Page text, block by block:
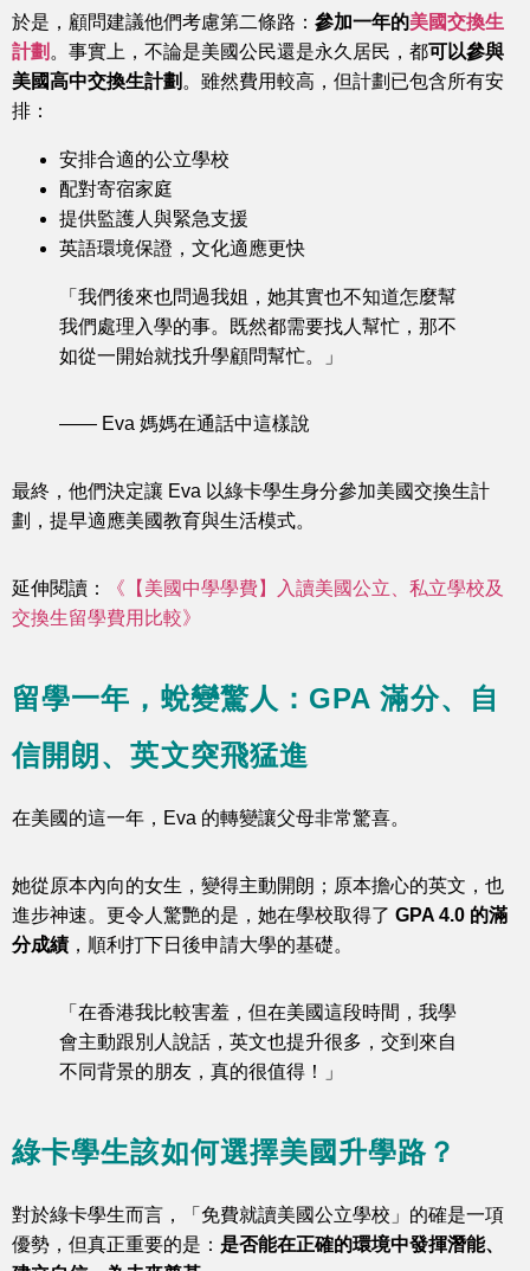
於是，顧問建議他們考慮第二條路： 參加一年的美國交換生
計劃 。事實上，不論是美國公民還是永久居民，都可以參與
美國高中交換生計劃 。雖然費用較高，但計劃已包含所有安
排：
安排合適的公立學校
配對寄宿家庭
提供監護人與緊急支援
英語環境保證，文化適應更快
「我們後來也問過我姐，她其實也不知道怎麼幫
我們處理入學的事。既然都需要找人幫忙，那不
如從一開始就找升學顧問幫忙。」
—— Eva 媽媽在通話中這樣說
最終，他們決定讓 Eva 以綠卡學生身分參加美國交換生計
劃，提早適應美國教育與生活模式。
延伸閱讀：
《【美國中學學費】入讀美國公立、私立學校及
交換生留學費用比較》
留學一年，蛻變驚人：GPA 滿分、自
信開朗、英文突飛猛進
在美國的這一年，Eva 的轉變讓父母非常驚喜。
她從原本內向的女生，變得主動開朗；原本擔心的英文，也
進步神速。更令人驚艷的是，她在學校取得了 GPA 4.0 的滿
分成績 ，順利打下日後申請大學的基礎。
「在香港我比較害羞，但在美國這段時間，我學
會主動跟別人說話，英文也提升很多，交到來自
不同背景的朋友，真的很值得！」
綠卡學生該如何選擇美國升學路？
對於綠卡學生而言，「免費就讀美國公立學校」的確是一項
優勢，但真正重要的是： 是否能在正確的環境中發揮潛能、